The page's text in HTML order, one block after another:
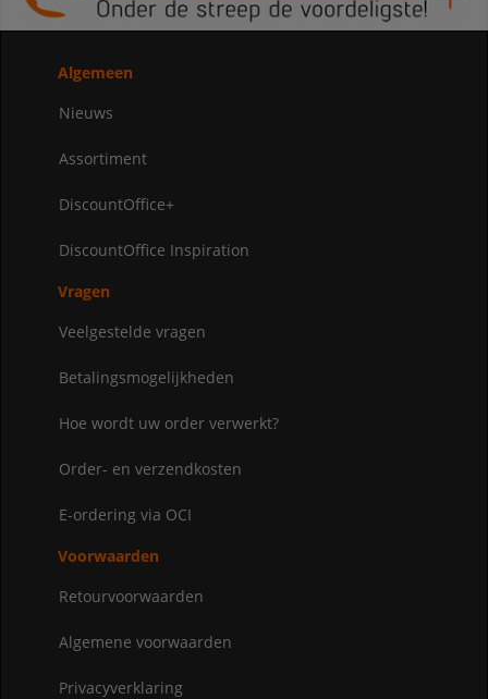
Algemeen
Nieuws
Assortiment
DiscountOffice+
DiscountOffice Inspiration
Vragen
Veelgestelde vragen
Betalingsmogelijkheden
Hoe wordt uw order verwerkt?
Order- en verzendkosten
E-ordering via OCI
Voorwaarden
Retourvoorwaarden
Algemene voorwaarden
Privacyverklaring